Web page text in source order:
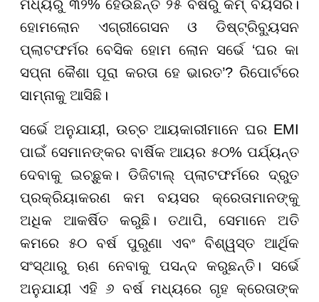
ମଧ୍ୟରୁ ୩୨% ହେଉଛନ୍ତି ୨୫ ବର୍ଷରୁ କମ୍ ବୟସର।
ହୋମଲୋନ ଏଗ୍ରୀଗେସନ ଓ ଡିଷ୍ଟ୍ରିବ୍ୟୁସନ
ପ୍ଲାଟଫର୍ମର ବେସିକ ହୋମ ଲୋନ ସର୍ଭେ ‘ଘର କା
ସପ୍ନା କୈଶା ପୂରା କରତା ହେ ଭାରତ’? ରିପୋର୍ଟରେ
ସାମ୍ନାକୁ ଆସିଛି।
ସର୍ଭେ ଅନୁଯାୟୀ, ଉଚ୍ଚ ଆୟକାରୀମାନେ ଘର EMI
ପାଇଁ ସେମାନଙ୍କର ବାର୍ଷିକ ଆୟର ୫୦% ପର୍ଯ୍ୟନ୍ତ
ଦେବାକୁ ଇଚ୍ଛୁକ। ଡିଜିଟାଲ୍ ପ୍ଲାଟଫର୍ମରେ ଦ୍ରୁତ
ପ୍ରକ୍ରିୟାକରଣ କମ ବୟସର କ୍ରେତାମାନଙ୍କୁ
ଅଧିକ ଆକର୍ଷିତ କରୁଛି। ତଥାପି, ସେମାନେ ଅତି
କମରେ ୫୦ ବର୍ଷ ପୁରୁଣା ଏବଂ ବିଶ୍ୱସ୍ତ ଆର୍ଥିକ
ସଂସ୍ଥାରୁ ଋଣ ନେବାକୁ ପସନ୍ଦ କରୁଛନ୍ତି। ସର୍ଭେ
ଅନୁଯାୟୀ ଏହି ୬ ବର୍ଷ ମଧ୍ୟରେ ଗୃହ କ୍ରେତାଙ୍କ